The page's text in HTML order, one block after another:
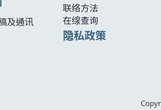
及通讯
联络方法
在缐查询
隐私政策